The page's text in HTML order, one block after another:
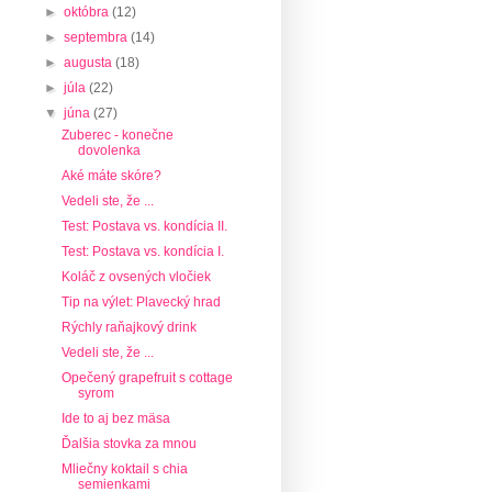
►októbra(12)
►septembra(14)
►augusta(18)
►júla(22)
▼júna(27)
Zuberec - konečne
dovolenka
Aké máte skóre?
Vedeli ste, že ...
Test: Postava vs. kondícia II.
Test: Postava vs. kondícia I.
Koláč z ovsených vločiek
Tip na výlet: Plavecký hrad
Rýchly raňajkový drink
Vedeli ste, že ...
Opečený grapefruit s cottage
syrom
Ide to aj bez mäsa
Ďalšia stovka za mnou
Mliečny koktail s chia
semienkami